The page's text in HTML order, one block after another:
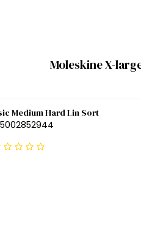
Moleskine X-
Medium Hard Lin Sort